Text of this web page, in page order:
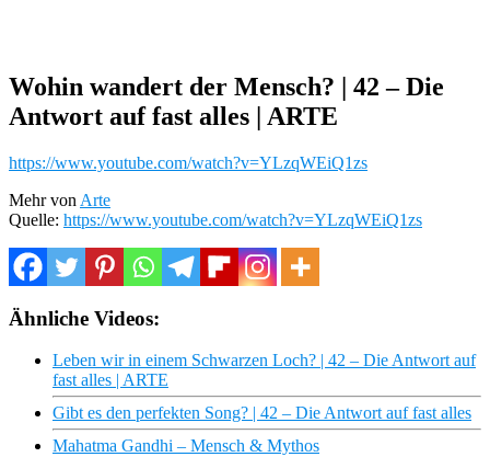
Wohin wandert der Mensch? | 42 – Die
Antwort auf fast alles | ARTE
https://www.youtube.com/watch?v=YLzqWEiQ1zs
Mehr von Arte
Quelle: https://www.youtube.com/watch?v=YLzqWEiQ1zs
Ähnliche Videos:
Leben wir in einem Schwarzen Loch? | 42 – Die Antwort auf
fast alles | ARTE
Gibt es den perfekten Song? | 42 – Die Antwort auf fast alles
Mahatma Gandhi – Mensch & Mythos